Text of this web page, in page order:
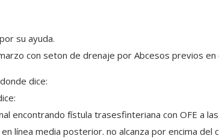
su ayuda.
con seton de drenaje por Abcesos previos
dice:
encontrando fístula trasesfinteriana con OFE a
línea media posterior. no alcanza por encima del